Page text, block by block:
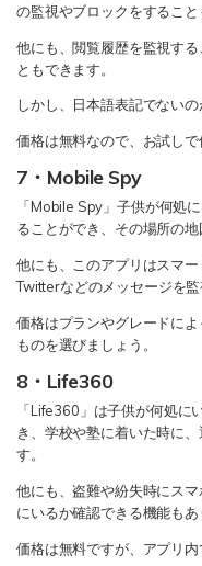
の監視やブロックをすること
他にも、閲覧履歴を監視す
ともできます。
しかし、日本語表記でない
価格は無料なので、お試しで
7・Mobile Spy
「Mobile Spy」子供が何処
ることができ、その場所の地
他にも、このアプリはスマ
Twitterなどのメッセージを監
価格はプランやグレードに
ものを選びましょう。
8・Life360
「Life360」は子供が何処に
き、学校や塾に着いた時に
す。
他にも、盗難や紛失時にス
にいるか確認できる機能もあ
価格は無料ですが、アプリ内